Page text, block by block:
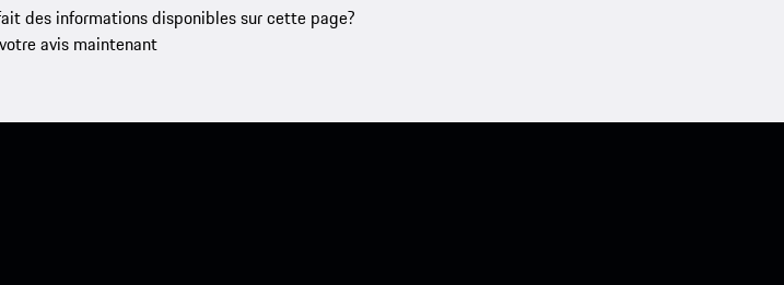
des informations disponibles sur cette page?
avis maintenant